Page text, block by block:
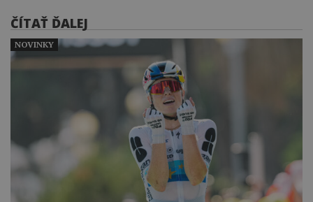
ČÍTAŤ ĎALEJ
NOVINKY